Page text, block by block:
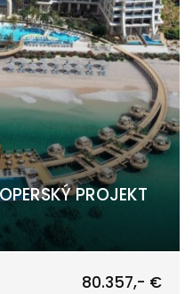
PROJEKT
80.357,- €